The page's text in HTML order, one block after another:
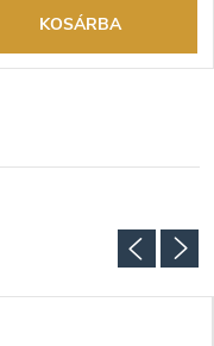
KOSÁRBA